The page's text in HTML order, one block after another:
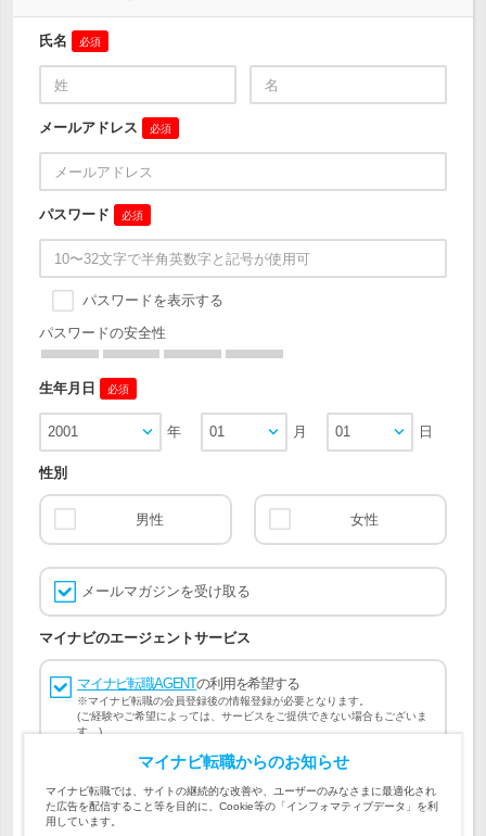
氏名 必須
メールアドレス 必須
パスワード 必須
パスワードを表示する
パスワードの安全性
生年月日 必須
2001 年 01 月 01 日
性別
男性 女性
メールマガジンを受け取る
マイナビのエージェントサービス
マイナビ転職AGENTの利用を希望する
※マイナビ転職の会員登録後の情報登録が必要となります。
(ご経験やご希望によっては、サービスをご提供できない場合もございま
す。)
会員登録には マイナビ転職 会員規約
マイナビ転職AGENT
会員規約、マイナビ転職AGENT 個人情報の取り扱い および
個人情報の取り扱い
マイナビ転職からのお知らせ
マイナビ転職では、サイトの継続的な改善や、ユーザーのみなさまに最適化され
た広告を配信すること等を目的に、Cookie等の「インフォマティブデータ」を利
用しています。